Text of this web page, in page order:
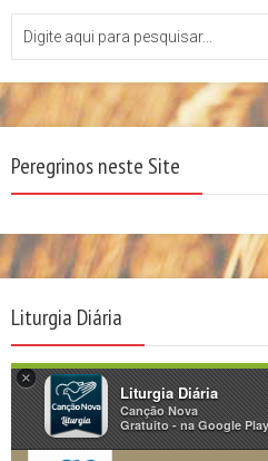
Peregrinos neste Site
Liturgia Diária